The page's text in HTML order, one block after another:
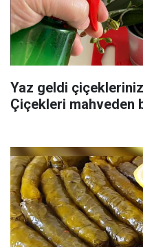
Yaz geldi
Çiçekleri mahveden